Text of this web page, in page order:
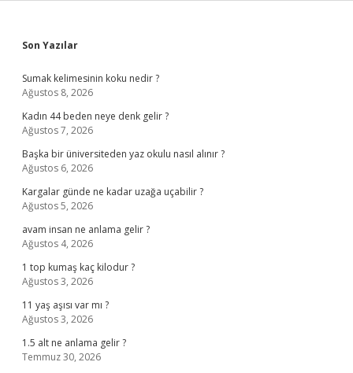
Sidebar
Son Yazılar
Sumak kelimesinin koku nedir ?
Ağustos 8, 2026
Kadın 44 beden neye denk gelir ?
Ağustos 7, 2026
Başka bir üniversiteden yaz okulu nasıl alınır ?
Ağustos 6, 2026
Kargalar günde ne kadar uzağa uçabilir ?
Ağustos 5, 2026
avam insan ne anlama gelir ?
Ağustos 4, 2026
1 top kumaş kaç kilodur ?
Ağustos 3, 2026
11 yaş aşısı var mı ?
Ağustos 3, 2026
1.5 alt ne anlama gelir ?
Temmuz 30, 2026